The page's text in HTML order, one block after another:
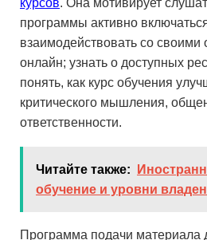
курсов. Она мотивирует
программы активно
взаимодействовать со своими
онлайн; узнать о доступных
понять, как курс обучения
критического мышления,
ответственности.
Читайте также:
обучение и уровни
Программа подачи материала